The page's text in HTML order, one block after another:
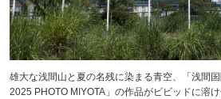
雄大な浅間山と夏の名残に染まる青空、「浅間
2025 PHOTO MIYOTA」の作品がビビッドに溶